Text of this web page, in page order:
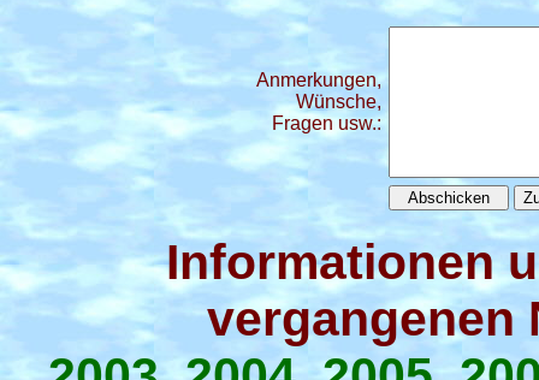
Anmerkungen,
Wünsche,
Fragen usw.:
Informationen
vergangenen